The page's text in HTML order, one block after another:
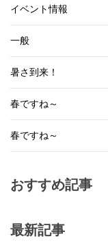
イベント情報
一般
暑さ到来！
春ですね～
春ですね～
おすすめ記事
最新記事